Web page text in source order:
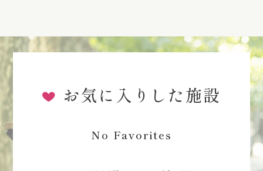
お気に入りした施設
No Favorites